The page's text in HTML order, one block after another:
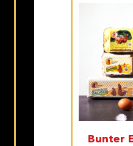
Bunter